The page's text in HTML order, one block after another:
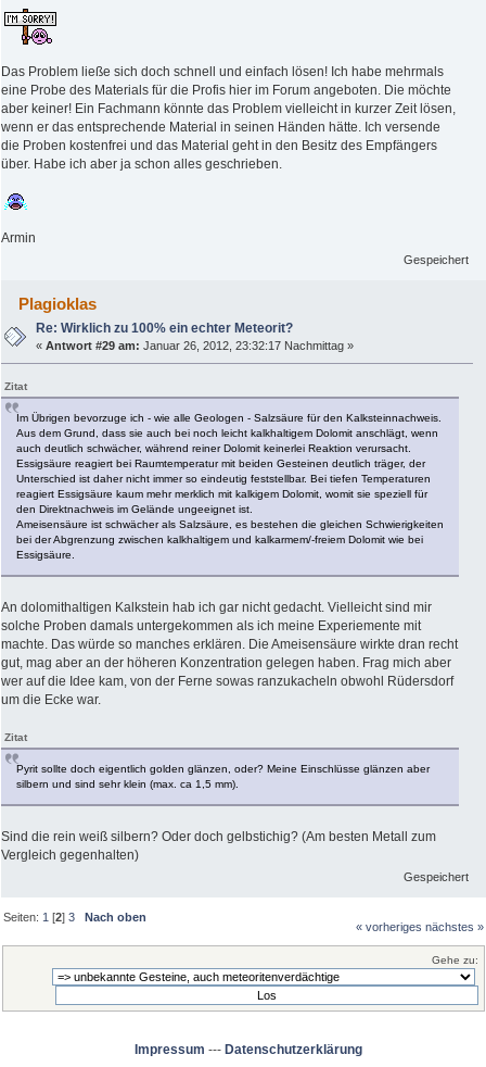
Das Problem ließe sich doch schnell und einfach lösen! Ich habe mehrmals
eine Probe des Materials für die Profis hier im Forum angeboten. Die möchte
aber keiner! Ein Fachmann könnte das Problem vielleicht in kurzer Zeit lösen,
wenn er das entsprechende Material in seinen Händen hätte. Ich versende
die Proben kostenfrei und das Material geht in den Besitz des Empfängers
über. Habe ich aber ja schon alles geschrieben.
Armin
Gespeichert
Plagioklas
Re: Wirklich zu 100% ein echter Meteorit?
«Antwort #29 am: Januar 26, 2012, 23:32:17 Nachmittag »
Zitat
Im Übrigen bevorzuge ich - wie alle Geologen - Salzsäure für den Kalksteinnachweis.
Aus dem Grund, dass sie auch bei noch leicht kalkhaltigem Dolomit anschlägt, wenn
auch deutlich schwächer, während reiner Dolomit keinerlei Reaktion verursacht.
Essigsäure reagiert bei Raumtemperatur mit beiden Gesteinen deutlich träger, der
Unterschied ist daher nicht immer so eindeutig feststellbar. Bei tiefen Temperaturen
reagiert Essigsäure kaum mehr merklich mit kalkigem Dolomit, womit sie speziell für
den Direktnachweis im Gelände ungeeignet ist.
Ameisensäure ist schwächer als Salzsäure, es bestehen die gleichen Schwierigkeiten
bei der Abgrenzung zwischen kalkhaltigem und kalkarmem/-freiem Dolomit wie bei
Essigsäure.
An dolomithaltigen Kalkstein hab ich gar nicht gedacht. Vielleicht sind mir
solche Proben damals untergekommen als ich meine Experiemente mit
machte. Das würde so manches erklären. Die Ameisensäure wirkte dran recht
gut, mag aber an der höheren Konzentration gelegen haben. Frag mich aber
wer auf die Idee kam, von der Ferne sowas ranzukacheln obwohl Rüdersdorf
um die Ecke war.
Zitat
Pyrit sollte doch eigentlich golden glänzen, oder? Meine Einschlüsse glänzen aber
silbern und sind sehr klein (max. ca 1,5 mm).
Sind die rein weiß silbern? Oder doch gelbstichig? (Am besten Metall zum
Vergleich gegenhalten)
Gespeichert
Seiten:1 [2]3 Nach oben
« vorheriges nächstes »
Gehe zu:
Impressum --- Datenschutzerklärung